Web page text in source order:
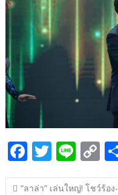
o
o
k
Li
n
k
F
ac
T
w
Li
n
C
o
แนะแนว
“ลาล่า” เล่นใหญ่! โชว์ร้อง-